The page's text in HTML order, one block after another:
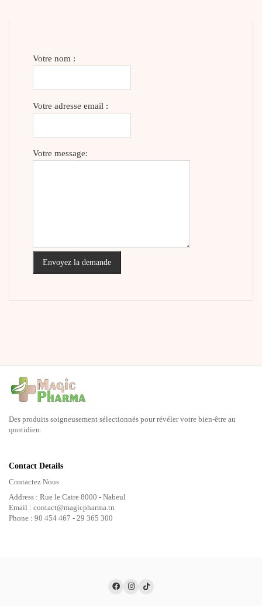
Votre nom :
Votre adresse email :
Votre message:
Envoyez la demande
Des produits soigneusement sélectionnés pour révéler votre bien-être au
quotidien.
Contact Details
Contactez Nous
Address : Rue le Caire 8000 - Nabeul
Email : contact@magicpharma.tn
Phone : 90 454 467 - 29 365 300